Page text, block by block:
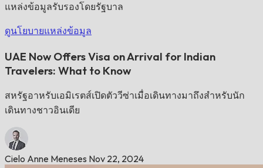
แหล่งข้อมูลรับรองโดยรัฐบาล
ดูนโยบายแหล่งข้อมูล
UAE Now Offers Visa on Arrival for Indian
Travelers: What to Know
สหรัฐอาหรับเอมิเรตส์เปิดตัววีซ่าเมื่อเดินทางมาถึงสำหรับนัก
เดินทางชาวอินเดีย
Cielo Anne Meneses Nov 22, 2024